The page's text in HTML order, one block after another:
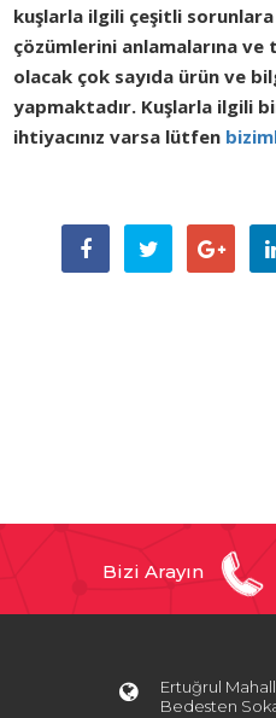
kuşlarla ilgili çeşitli
çözümlerini anlamalarına ve
olacak çok sayıda ürün ve
yapmaktadır. Kuşlarla ilgili
ihtiyacınız varsa lütfen
Bizi Arayın
Ertuğrul
Bedesten